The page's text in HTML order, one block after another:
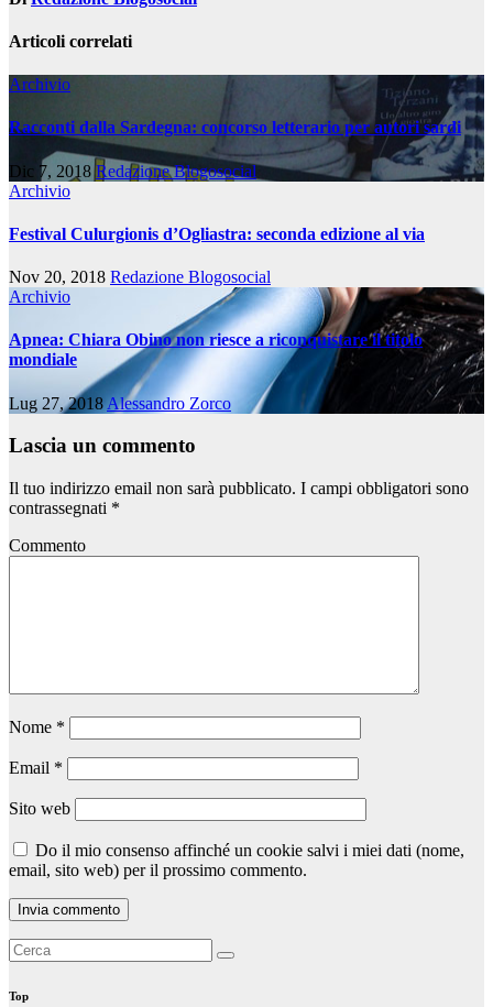
Articoli correlati
Archivio
Racconti dalla Sardegna: concorso letterario per autori sardi
Dic 7, 2018 Redazione Blogosocial
Archivio
Festival Culurgionis d’Ogliastra: seconda edizione al via
Nov 20, 2018 Redazione Blogosocial
Archivio
Apnea: Chiara Obino non riesce a riconquistare il titolo
mondiale
Lug 27, 2018 Alessandro Zorco
Lascia un commento
Il tuo indirizzo email non sarà pubblicato. I campi obbligatori sono
contrassegnati *
Commento
Nome *
Email *
Sito web
Do il mio consenso affinché un cookie salvi i miei dati (nome,
email, sito web) per il prossimo commento.
Top